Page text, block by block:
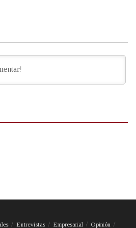
Entrevistas Empresarial Opinión